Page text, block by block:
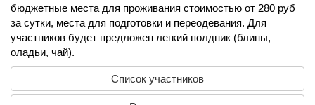
бюджетные места для проживания стоимостью от 280 руб
за сутки, места для подготовки и переодевания. Для
участников будет предложен легкий полдник (блины,
оладьи, чай).
Список участников